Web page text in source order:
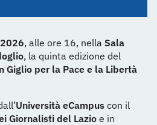
, alle ore 16, nella Sala
, la quinta edizione del
Giglio per la Pace e la Libertà
Università eCampus con il
Giornalisti del Lazioe in